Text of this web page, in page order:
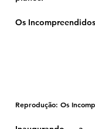
Os
Reprodução: Os